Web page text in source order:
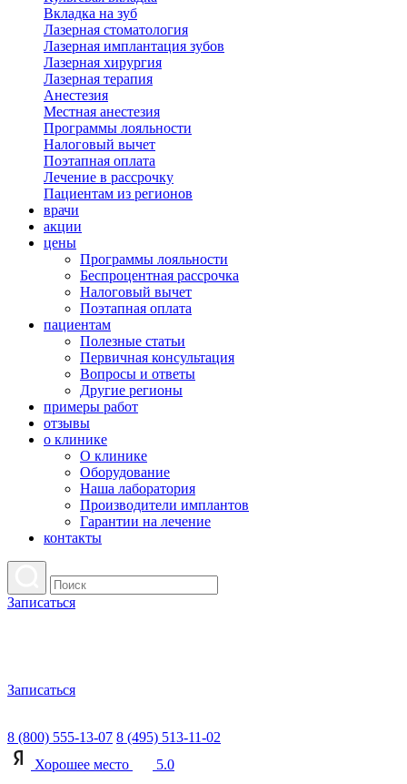
Вкладка на зуб
Лазерная стоматология
Лазерная имплантация зубов
Лазерная хирургия
Лазерная терапия
Анестезия
Местная анестезия
Программы лояльности
Налоговый вычет
Поэтапная оплата
Лечение в рассрочку
Пациентам из регионов
врачи
акции
цены
Программы лояльности
Беспроцентная рассрочка
Налоговый вычет
Поэтапная оплата
пациентам
Полезные статьи
Первичная консультация
Вопросы и ответы
Другие регионы
примеры работ
отзывы
о клинике
О клинике
Оборудование
Наша лаборатория
Производители имплантов
Гарантии на лечение
контакты
Записаться
Записаться
8 (800) 555-13-07 8 (495) 513-11-02
Хорошее место
5.0